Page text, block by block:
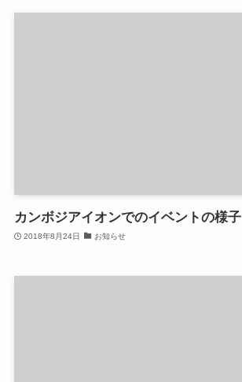
カンボジアイオンでのイベントの様子
2018年8月24日 お知らせ